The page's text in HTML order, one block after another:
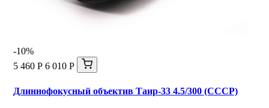
-10%
5 460 Р 6 010 Р
Длиннофокусный объектив Таир-33 4.5/300 (СССР)